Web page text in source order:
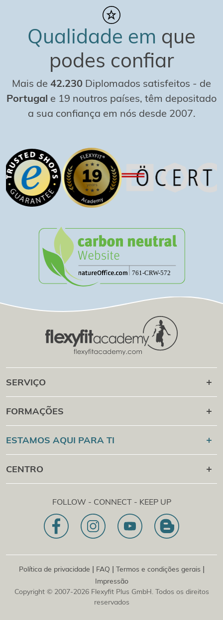
Qualidade em que
podes confiar
Mais de 42.230 Diplomados satisfeitos - de
Portugal e 19 noutros países, têm depositado
a sua confiança em nós desde 2007.
SERVIÇO
Carreira posterior
Campus em linha
Verificação de certificados
FORMAÇÕES
Desporto Academy
Massagem
Academy
Flexyfit®Beleza Academy
ESTAMOS AQUI PARA TI
+43 1 997 27 38
[email protected]
Consultoria e consulta em linha
A nossa declaração de missão
CENTRO
1030 | Áustria
Dietrichgasse 27 E.EG2
Sucursal | DE
Konrad-Zuse-Platz 8
FOLLOW - CONNECT - KEEP UP
Política de privacidade | FAQ | Termos e condições gerais |
Impressão
Copyright © 2007-2026 Flexyfit Plus GmbH. Todos os direitos
reservados